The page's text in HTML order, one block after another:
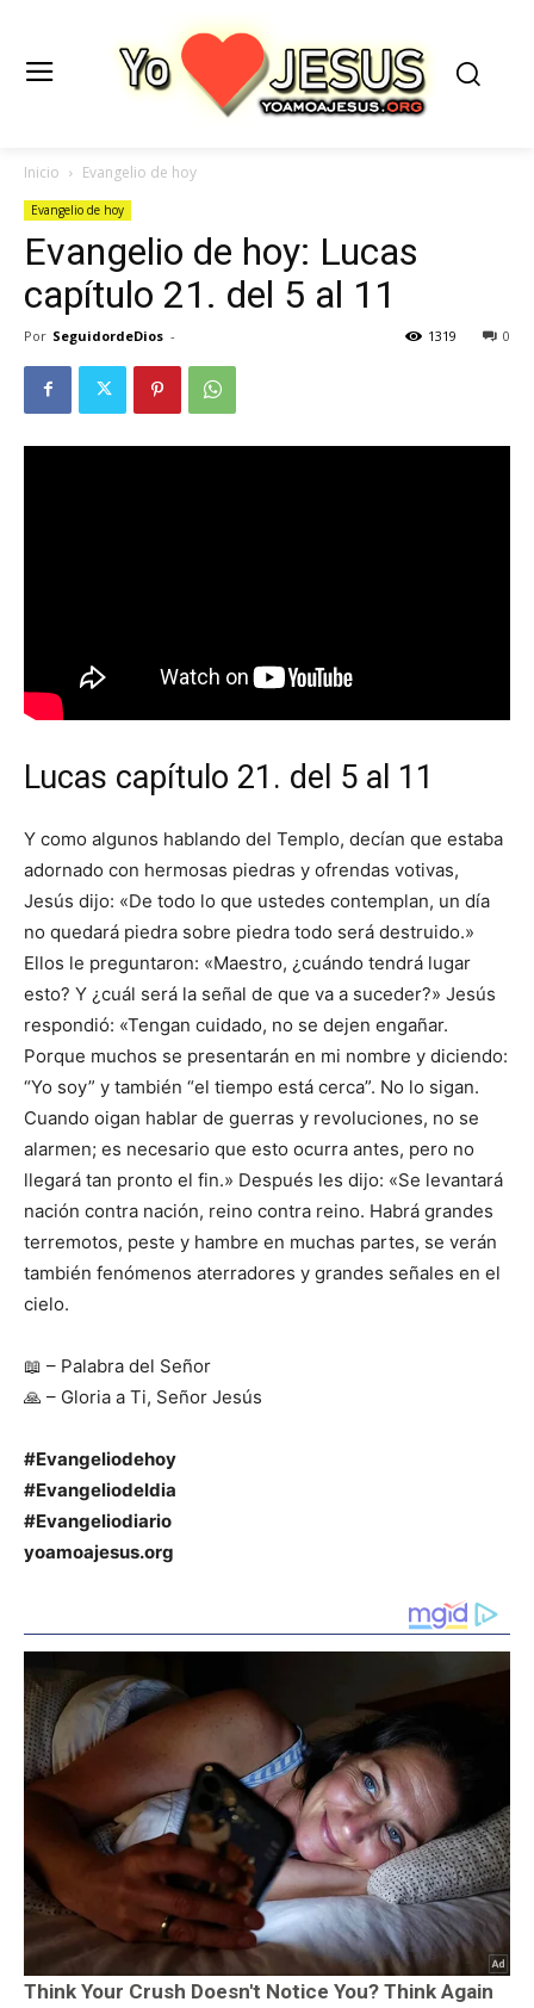
Inicio Evangelio de hoy
Evangelio de hoy
Evangelio de hoy: Lucas
capítulo 21. del 5 al 11
Por SeguidordeDios - 0
1319
Lucas capítulo 21. del 5 al 11
Y como algunos hablando del Templo, decían que estaba
adornado con hermosas piedras y ofrendas votivas,
Jesús dijo: «De todo lo que ustedes contemplan, un día
no quedará piedra sobre piedra todo será destruido.»
Ellos le preguntaron: «Maestro, ¿cuándo tendrá lugar
esto? Y ¿cuál será la señal de que va a suceder?» Jesús
respondió: «Tengan cuidado, no se dejen engañar.
Porque muchos se presentarán en mi nombre y diciendo:
“Yo soy” y también “el tiempo está cerca”. No lo sigan.
Cuando oigan hablar de guerras y revoluciones, no se
alarmen; es necesario que esto ocurra antes, pero no
llegará tan pronto el fin.» Después les dijo: «Se levantará
nación contra nación, reino contra reino. Habrá grandes
terremotos, peste y hambre en muchas partes, se verán
también fenómenos aterradores y grandes señales en el
cielo.
📖 – Palabra del Señor
🙏 – Gloria a Ti, Señor Jesús
#Evangeliodehoy
#Evangeliodeldia
#Evangeliodiario
yoamoajesus.org